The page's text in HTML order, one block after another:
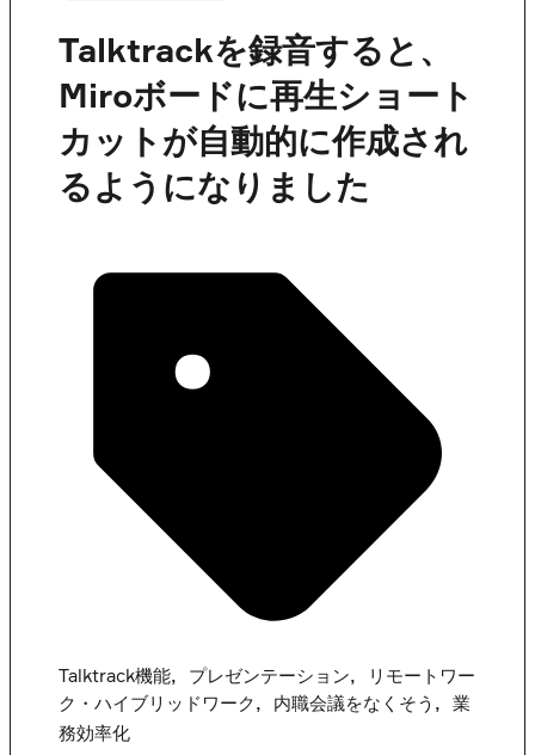
Talktrackを録音すると、
Miroボードに再生ショート
カットが自動的に作成され
るようになりました
Talktrack機能, プレゼンテーション,
リモートワー
ク・ハイブリッドワーク, 内職会議をなくそう , 業
務効率化